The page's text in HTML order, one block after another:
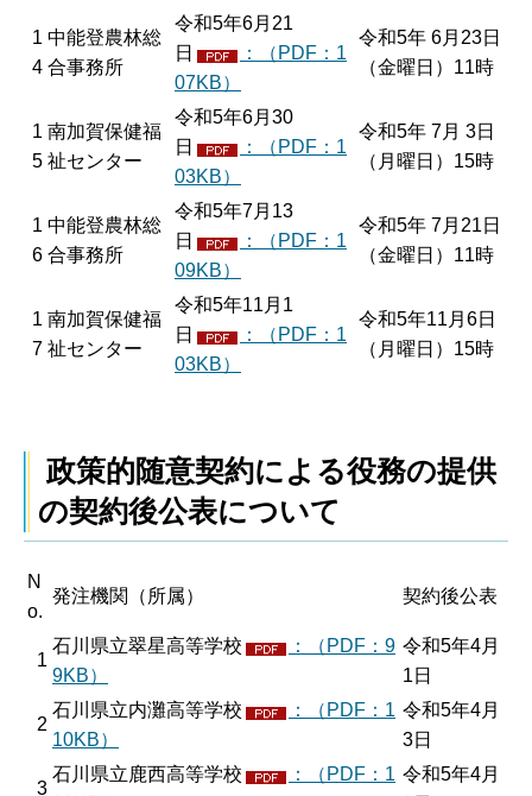
1
4
中能登農林総
合事務所
令和5年6月21
日
：（PDF：1
07KB）
令和5年 6月23日
（金曜日）11時
1
5
南加賀保健福
祉センター
令和5年6月30
日
：（PDF：1
03KB）
令和5年 7月 3日
（月曜日）15時
1
6
中能登農林総
合事務所
令和5年7月13
日
：（PDF：1
09KB）
令和5年 7月21日
（金曜日）11時
1
7
南加賀保健福
祉センター
令和5年11月1
日
：（PDF：1
03KB）
令和5年11月6日
（月曜日）15時
政策的随意契約による役務の提供
の契約後公表について
N
o.
発注機関（所属） 契約後公表
1
石川県立翠星高等学校
：（PDF：9
9KB）
令和5年4月
1日
2
石川県立内灘高等学校
：（PDF：1
10KB）
令和5年4月
3日
3
石川県立鹿西高等学校
：（PDF：1 令和5年4月